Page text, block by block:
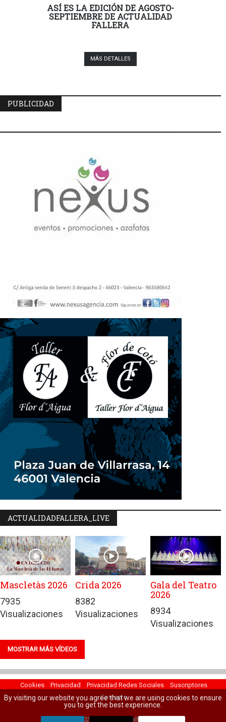
ASÍ ES LA EDICIÓN DE AGOSTO-
SEPTIEMBRE DE ACTUALIDAD
FALLERA
MÁS DETALLES
PUBLICIDAD
ACTUALIDADFALLERA_LIVE
Mascletàs 2026
7935
Visualizaciones
Crida 2026
8382
Visualizaciones
Gala del Teatro
2026
8934
Visualizaciones
MOSTRAR MÁS VÍDEOS
Cookies Privacidad Privacidad Redes Sociales
Suscriptores
Contacto
© 2022 Actualidad Fallera.
By visiting our website you agree that we are using cookies to ensure
you to get the best experience.